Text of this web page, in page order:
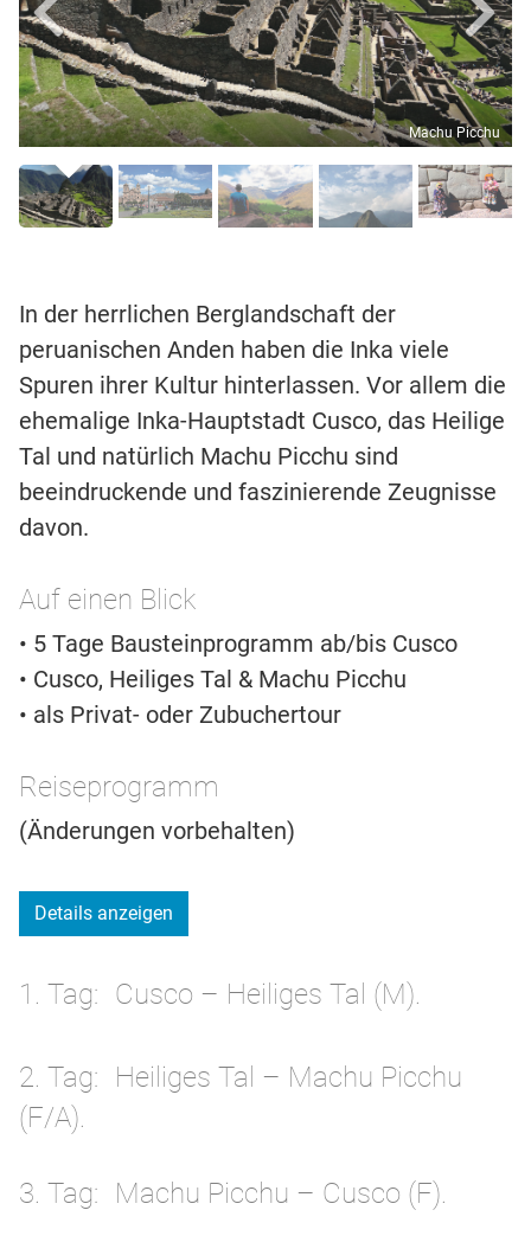
Machu Picchu
In der herrlichen Berglandschaft der
peruanischen Anden haben die Inka viele
Spuren ihrer Kultur hinterlassen. Vor allem die
ehemalige Inka-Hauptstadt Cusco, das Heilige
Tal und natürlich Machu Picchu sind
beeindruckende und faszinierende Zeugnisse
davon.
Auf einen Blick
• 5 Tage Bausteinprogramm ab/bis Cusco
• Cusco, Heiliges Tal & Machu Picchu
• als Privat- oder Zubuchertour
Reiseprogramm
(Änderungen vorbehalten)
Details anzeigen
1. Tag Cusco – Heiliges Tal (M).
2. Tag
Heiliges Tal – Machu Picchu
(F/A).
3. Tag Machu Picchu – Cusco (F).